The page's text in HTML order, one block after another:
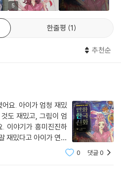
타인을 지배하기보다는 더불어 살아
주체적으로 살아갈 어린이들은 우리
마음가짐을 배울 수 있다.
들이 앞으로 만날 고전을 해석하는 데
화학자 이경덕 교수의 해설로 신화를
한다. 흥부전, 심청전보다 재미있고 새
력을 높이고 문화 지식을 쌓을 수 있다.
체적인 성장
공으로 등장한다. 여성 신들의 활약
등 그리스 로마 신화나 북유럽 신화와
5
한줄평 1
추천순
요. 아이가 엄청 재밌
도 재밌고, 그림이 엄
이야기가 흥미진진하
재밌다고 아이가 연신
0 댓글0